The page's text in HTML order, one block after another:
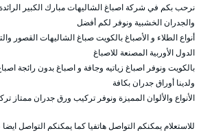
نرحب بكم في شركة اصباغ الشاليهات مبارك الكبير
والجدران الخشبية ونوفر لكم أفضل
أنواع الطلاء و الأصباغ بالكويت صباغ الشاليهات القصور
الدول الأوربية المصنعة للاصباغ
بالكويت ونوفر اصباغ زياتيه وجافة و اصباغ بدون رائجة
ولدينا أوراق جدران بكافة
الأنواع والألوان المميزة ونوفر تركيب ورق جدران ممتاز
للاستعلام يمكنكم التواصل هاتفيا كما يمكنكم التواصل